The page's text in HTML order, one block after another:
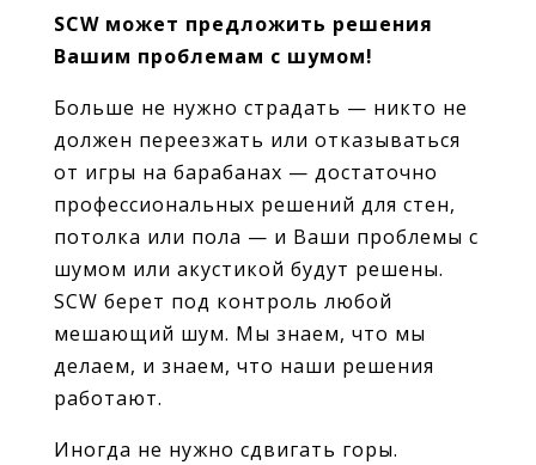
SCW может предложить решения
Вашим проблемам с шумом!
Больше не нужно страдать — никто не
должен переезжать или отказываться
от игры на барабанах — достаточно
профессиональных решений для стен,
потолка или пола — и Ваши проблемы с
шумом или акустикой будут решены.
SCW берет под контроль любой
мешающий шум. Мы знаем, что мы
делаем, и знаем, что наши решения
работают.
Иногда не нужно сдвигать горы.